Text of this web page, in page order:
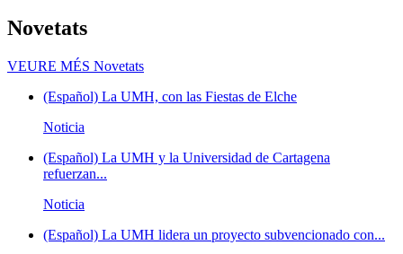
Novetats
VEURE MÉS Novetats
(Español) La UMH, con las Fiestas de Elche
Noticia
(Español) La UMH y la Universidad de Cartagena
refuerzan...
Noticia
(Español) La UMH lidera un proyecto subvencionado con...